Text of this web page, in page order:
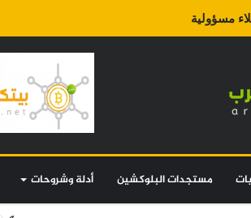
مسؤولية
مستجدات البلوكشين أدلة وشروحات